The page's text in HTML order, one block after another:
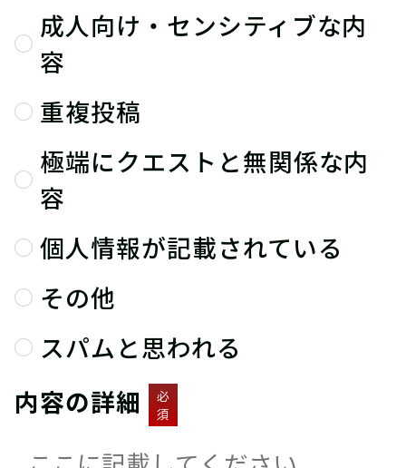
成人向け・センシティブな内
容
重複投稿
極端にクエストと無関係な内
容
個人情報が記載されている
その他
スパムと思われる
内容の詳細
必
須